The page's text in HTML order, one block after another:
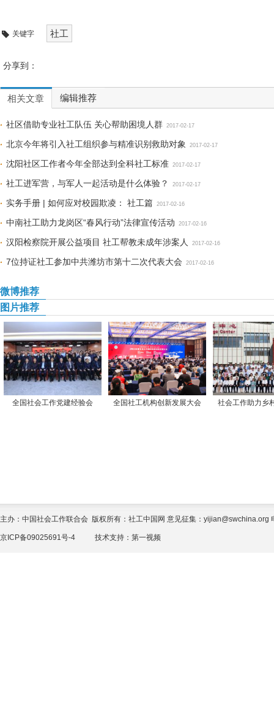
关键字 社工
分享到：
相关文章 编辑推荐
社区借助专业社工队伍 关心帮助困境人群 2017-02-17
北京今年将引入社工组织参与精准识别救助对象 2017-02-17
沈阳社区工作者今年全部达到全科社工标准 2017-02-17
社工进军营，与军人一起活动是什么体验？ 2017-02-17
实务手册 | 如何应对校园欺凌： 社工篇 2017-02-16
中南社工助力龙岗区“春风行动”法律宣传活动 2017-02-16
汉阳检察院开展公益项目 社工帮教未成年涉案人 2017-02-16
7位持证社工参加中共潍坊市第十二次代表大会 2017-02-16
微博推荐
图片推荐
全国社会工作党建经验会 全国社工机构创新发展大会 社会工作助力乡
主办：中国社会工作联合会 版权所有：社工中国网 意见征集：yijian@swchina.org
京ICP备09025691号-4 技术支持： 第一视频